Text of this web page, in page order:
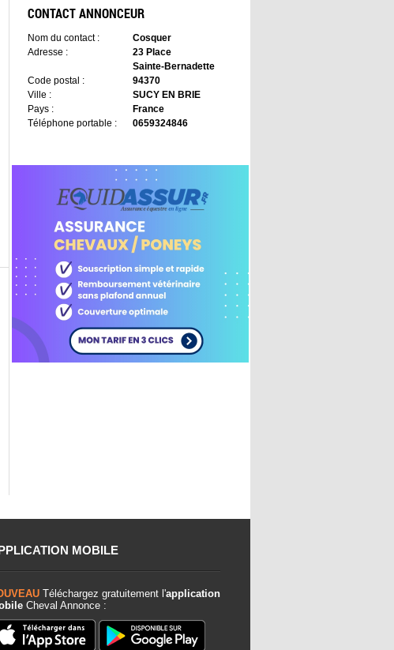
CONTACT ANNONCEUR
Nom du contact :
Cosquer
Adresse :
23 Place
Sainte-Bernadette
Code postal :
94370
Ville :
SUCY EN BRIE
Pays :
France
Téléphone portable :
0659324846
MOBILE
Téléchargez gratuitement l'application
Cheval Annonce :